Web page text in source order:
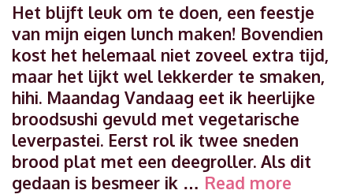
Het blijft leuk om te doen, een feestje
van mijn eigen lunch maken! Bovendien
kost het helemaal niet zoveel extra tijd,
maar het lijkt wel lekkerder te smaken,
hihi. Maandag Vandaag eet ik heerlijke
broodsushi gevuld met vegetarische
leverpastei. Eerst rol ik twee sneden
brood plat met een deegroller. Als dit
gedaan is besmeer ik … Read more